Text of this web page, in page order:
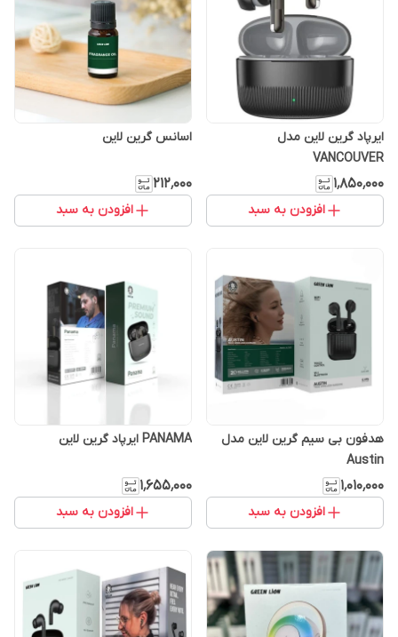
ایرپاد گرین لاین مدل
VANCOUVER
۱٬۸۵۰٬۰۰۰
افزودن به سبد
اسانس گرین لاین
۲۱۲٬۰۰۰
افزودن به سبد
هدفون بی سیم گرین لاین مدل
Austin
۱٬۰۱۰٬۰۰۰
افزودن به سبد
PANAMA ایرپاد گرین لاین
۱٬۶۵۵٬۰۰۰
افزودن به سبد